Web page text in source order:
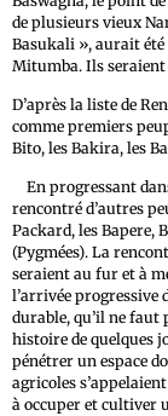
de plusieurs vieux
Basukali », aurait été
Mitumba. Ils seraient
D’après la liste de
comme premiers
Bito, les Bakira, les
En progressant
rencontré d’autres
Packard, les Bapere,
(Pygmées). La
seraient au fur et à
l’arrivée progressive
durable, qu’il ne faut
histoire de quelques
pénétrer un espace
agricoles
à occuper et cultiver